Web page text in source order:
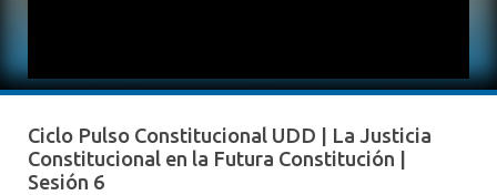
Ciclo Pulso Constitucional UDD | La Justicia
Constitucional en la Futura Constitución |
Sesión 6